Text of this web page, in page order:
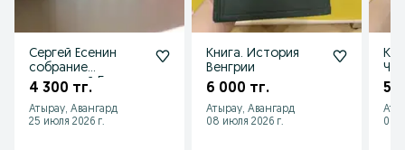
Сергей Есенин
собрание
сочинений 5 томов
4 300 тг.
Атырау, Авангард
25 июля 2026 г.
Книга. История
Венгрии
6 000 тг.
Атырау, Авангард
08 июля 2026 г.
5
08